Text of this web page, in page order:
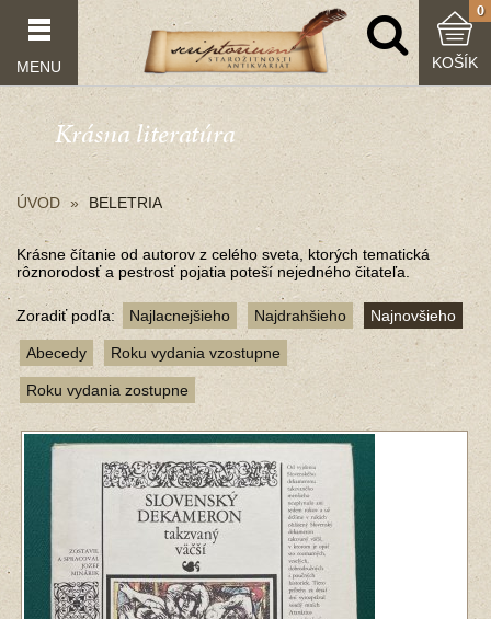
MENU
0
KOŠÍK
Krásna literatúra
ÚVOD BELETRIA
Krásne čítanie od autorov z celého sveta, ktorých tematická
rôznorodosť a pestrosť pojatia poteší nejedného čitateľa.
Zoradiť podľa: Najlacnejšieho Najdrahšieho Najnovšieho
Abecedy Roku vydania vzostupne
Roku vydania zostupne